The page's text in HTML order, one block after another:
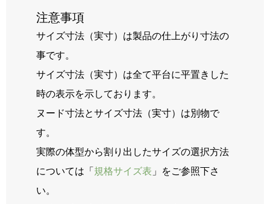
注意事項
サイズ寸法（実寸）は製品の仕上がり寸法の
事です。
サイズ寸法（実寸）は全て平台に平置きした
時の表示を示しております。
ヌード寸法とサイズ寸法（実寸）は別物で
す。
実際の体型から割り出したサイズの選択方法
については「 規格サイズ表 」をご参照下さ
い。